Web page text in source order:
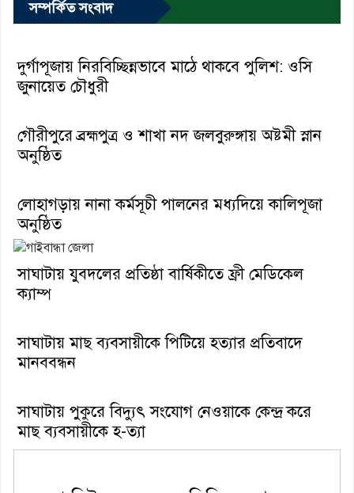
সম্পর্কিত সংবাদ
দুর্গাপূজায় নিরবিচ্ছিন্নভাবে মাঠে থাকবে পুলিশ: ওসি
জুনায়েত চৌধুরী
গৌরীপুরে ব্রহ্মপুত্র ও শাখা নদ জলবুরুঙ্গায় অষ্টমী স্নান
অনুষ্ঠিত
লোহাগড়ায় নানা কর্মসূচী পালনের মধ্যদিয়ে কালিপূজা
অনুষ্ঠিত
সাঘাটায় যুবদলের প্রতিষ্ঠা বার্ষিকীতে ফ্রী মেডিকেল
ক‍্যাম্প
সাঘাটায় মাছ ব্যবসায়ীকে পিটিয়ে হত্যার প্রতিবাদে
মানববন্ধন
সাঘাটায় পুকুরে বিদ্যুৎ সংযোগ নেওয়াকে কেন্দ্র করে
মাছ ব্যবসায়ীকে হ-ত্যা